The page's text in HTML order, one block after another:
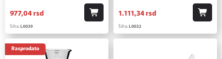
977,04rsd
Šifra:L0039
1.111,34rsd
Šifra:L0032
Rasprodato